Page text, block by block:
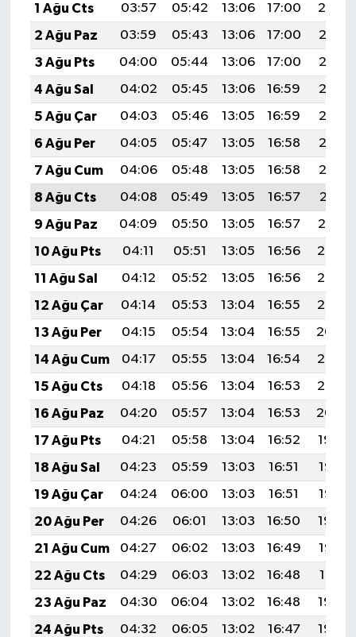
1 Ağu Cts
03:57 05:42 13:06 17:00
20:19
2 Ağu Paz
03:59 05:43 13:06 17:00
20:18
3 Ağu Pts
04:00 05:44 13:06 17:00
20:17
4 Ağu Sal
04:02 05:45 13:06 16:59
20:16
5 Ağu Çar
04:03 05:46 13:05 16:59
20:15
6 Ağu Per
04:05 05:47 13:05 16:58
20:13
7 Ağu Cum
04:06 05:48 13:05 16:58
20:12
8 Ağu Cts
04:08 05:49 13:05 16:57
20:11
9 Ağu Paz
04:09 05:50 13:05 16:57
20:10
10 Ağu Pts
04:11 05:51 13:05 16:56
20:08
11 Ağu Sal
04:12 05:52 13:05 16:56
20:07
12 Ağu Çar
04:14 05:53 13:04 16:55
20:06
13 Ağu Per
04:15 05:54 13:04 16:55
20:04
14 Ağu Cum
04:17 05:55 13:04 16:54
20:03
15 Ağu Cts
04:18 05:56 13:04 16:53
20:02
16 Ağu Paz
04:20 05:57 13:04 16:53
20:00
17 Ağu Pts
04:21 05:58 13:04 16:52
19:59
18 Ağu Sal
04:23 05:59 13:03 16:51
19:57
19 Ağu Çar
04:24 06:00 13:03 16:51
19:56
20 Ağu Per
04:26 06:01 13:03 16:50
19:54
21 Ağu Cum
04:27 06:02 13:03 16:49
19:53
22 Ağu Cts
04:29 06:03 13:02 16:48
19:51
23 Ağu Paz
04:30 06:04 13:02 16:48
19:50
24 Ağu Pts
04:32 06:05 13:02 16:47
19:48